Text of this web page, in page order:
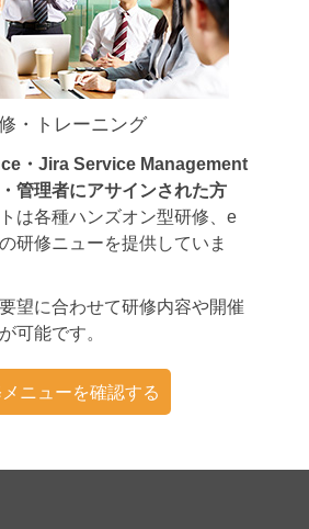
・トレーニング
・Jira Service Management
管理者にアサインされた方
は各種ハンズオン型研修、e
研修ニューを提供していま
望に合わせて研修内容や開催
可能です。
ニューを確認する